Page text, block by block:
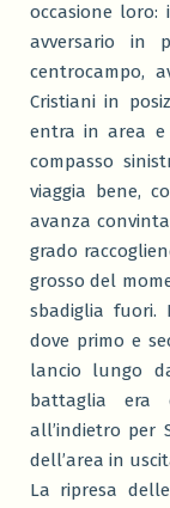
occasione loro:
avversario in
centrocampo,
Cristiani in
entra in area
compasso
viaggia bene,
avanza
grado
grosso del
sbadiglia fuori.
dove primo e
lancio lungo
battaglia era
all’indietro per
dell’area in
La ripresa